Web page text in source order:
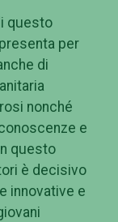
questo
per
di
nonché
e
questo
è decisivo
innovative e